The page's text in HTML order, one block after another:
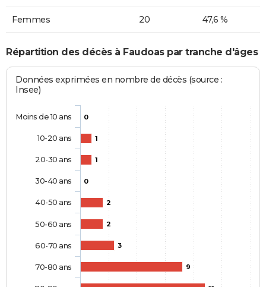
Femmes 20 47,6 %
Répartition des décès à Faudoas par tranche d'âges
Données exprimées en nombre de décès (source :
Insee)
0
1
1
0
2
2
3
9
Moins de 10 ans
10-20 ans
20-30 ans
30-40 ans
40-50 ans
50-60 ans
60-70 ans
70-80 ans